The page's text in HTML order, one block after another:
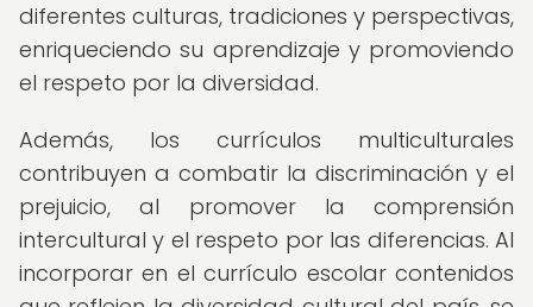
diferentes culturas, tradiciones y perspectivas,
enriqueciendo su aprendizaje y promoviendo
el respeto por la diversidad.
Además, los currículos multiculturales
contribuyen a combatir la discriminación y el
prejuicio, al promover la comprensión
intercultural y el respeto por las diferencias. Al
incorporar en el currículo escolar contenidos